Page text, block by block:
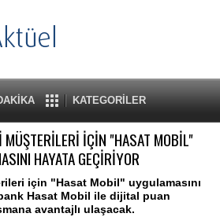
KATEGORİLER
MÜŞTERİLERİ İÇİN "HASAT MOBİL"
HAYATA GEÇİRİYOR
için "Hasat Mobil" uygulamasını
Hasat Mobil ile dijital puan
avantajlı ulaşacak.